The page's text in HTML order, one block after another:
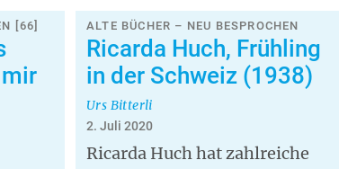
[66]
mir
ALTE BÜCHER – NEU BESPROCHEN
Ricarda Huch, Frühling
in der Schweiz (1938)
Urs Bitterli
2. Juli 2020
Ricarda Huch hat zahlreiche